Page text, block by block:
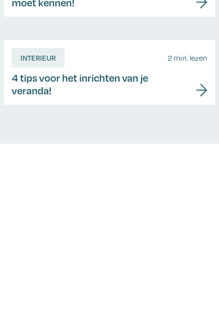
INTERIEUR 2 min. lezen
4 tips voor het inrichten van je
veranda!